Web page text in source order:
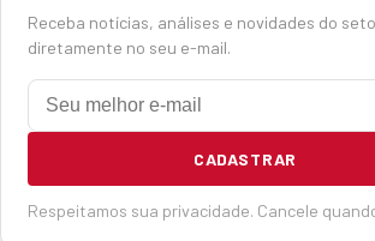
Receba notícias, análises e novidades do
diretamente no seu e-mail.
E-mail
CADASTRAR
Respeitamos sua privacidade. Cancele